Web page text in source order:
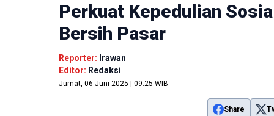
Perkuat Kepedulian
Bersih Pasar
Reporter: Irawan
Editor: Redaksi
Jumat, 06 Juni 2025 | 09:25 WIB
Share